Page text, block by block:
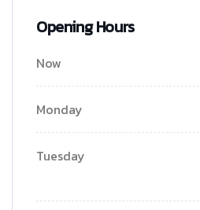
Opening Hours
Now
Monday
Tuesday